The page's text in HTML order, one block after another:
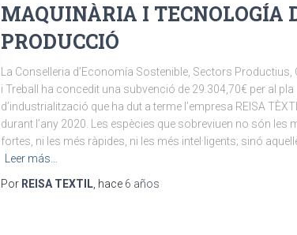
MAQUINÀRIA I TECNOLOGÍA
PRODUCCIÓ
La Conselleria d’Economía Sostenible, Sectors Productius,
i Treball ha concedit una subvenció de 29.304,70€ per al pla
d’industrialització que ha dut a terme l’empresa REISA
durant l’any 2020. Les espècies que sobreviuen no són les
fortes, ni les més ràpides, ni les més intel·ligents; sinó
Leer más…
Por REISA TEXTIL , hace 6 años